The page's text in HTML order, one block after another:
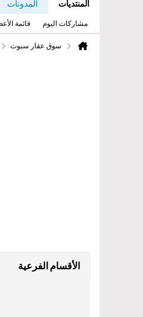
المنتديات المدونات
مشاركات اليوم قائمة
سوق عقار سبوت
الأقسام الفرعية